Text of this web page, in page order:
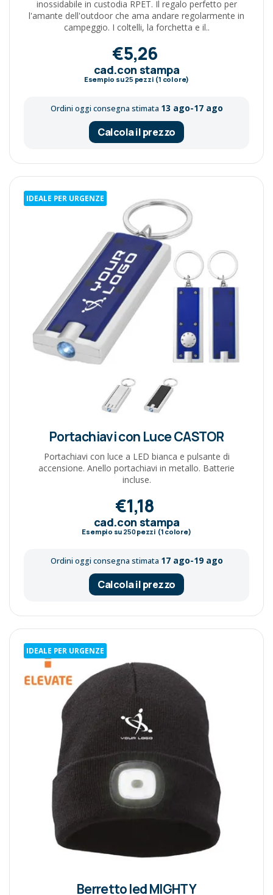
inossidabile in custodia RPET. Il regalo perfetto per
l'amante dell'outdoor che ama andare regolarmente in
campeggio. I coltelli, la forchetta e il..
€5,26
cad.con stampa
Esempio su25 pezzi (1 colore)
Ordini oggi consegna stimata 13 ago-17 ago
Calcola il prezzo
IDEALE PER URGENZE
Portachiavi con Luce CASTOR
Portachiavi con luce a LED bianca e pulsante di
accensione. Anello portachiavi in metallo. Batterie
incluse.
€1,18
cad.con stampa
Esempio su 250pezzi (1 colore)
Ordini oggi consegna stimata 17 ago-19 ago
Calcola il prezzo
IDEALE PER URGENZE
Berretto led MIGHTY